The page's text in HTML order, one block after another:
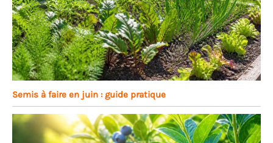
Semis à faire en juin : guide pratique